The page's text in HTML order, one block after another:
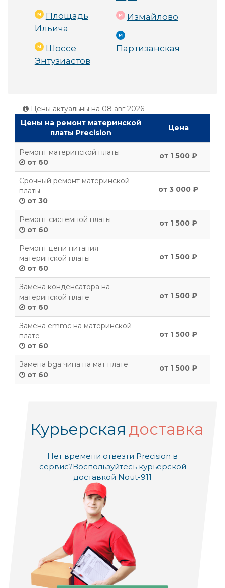
Площадь
Ильича
Шоссе
Энтузиастов
Измайлово
Партизанская
Цены актуальны на 08 авг 2026
Цены на ремонт материнской
платы Precision
Цена
Ремонт материнской платы
от 60
от 1 500 ₽
Срочный ремонт материнской
платы
от 30
от 3 000 ₽
Ремонт системной платы
от 60
от 1 500 ₽
Ремонт цепи питания
материнской платы
от 60
от 1 500 ₽
Замена конденсатора на
материнской плате
от 60
от 1 500 ₽
Замена emmc на материнской
плате
от 60
от 1 500 ₽
Замена bga чипа на мат плате
от 60
от 1 500 ₽
Курьерская доставка
Нет времени отвезти Precision в
сервис?Воспользуйтесь курьерской
доставкой Nout-911